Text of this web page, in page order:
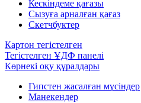
Кескіндеме қағазы
Сызуға арналған қағаз
Скетчбуктер
Картон тегістелген
Тегістелген ҰДФ панелі
Көрнекі оқу құралдары
Гипстен жасалған мүсіндер
Манекендер